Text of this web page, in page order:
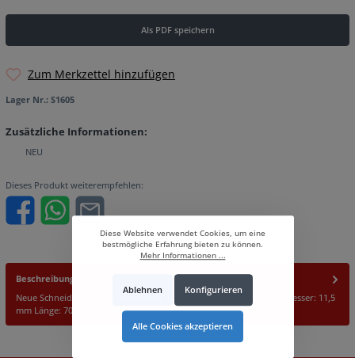
Als PDF speichern
Zum Merkzettel hinzufügen
Lager Nr.: S1605
Zusätzliche Informationen:
NEU
Dieses Produkt weiterempfehlen:
Beschreibung
Neue Schneidstempel - Lochstempel für den Werkzeugbau Durchmesser: 11,5
mm Länge: 70 mm 10 Stück
Diese Website verwendet Cookies, um eine
bestmögliche Erfahrung bieten zu können.
Mehr Informationen ...
Ablehnen Konfigurieren
Alle Cookies akzeptieren